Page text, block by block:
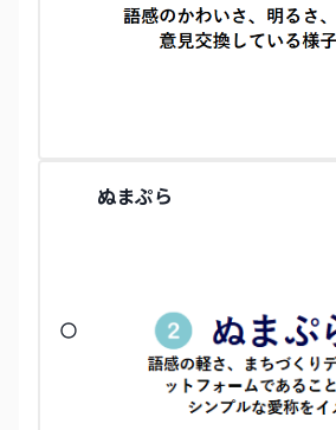
ぬまぷら